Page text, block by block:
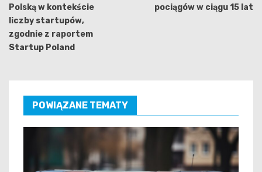
Polską w kontekście
liczby startupów,
zgodnie z raportem
Startup Poland
pociągów w ciągu 15 lat
POWIĄZANE TEMATY